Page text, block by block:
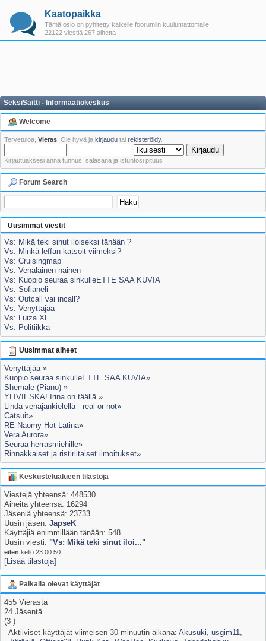
Kaatopaikka
Tämä osio on pyhitetty kaikelle foorumiin kuulumattomalle.
22122 viestiä 267 aihetta
SeksiSaitti - Informaatiokeskus
Welcome
Tervetuloa, Vieras . Ole hyvä ja kirjaudu tai rekisteröidy.
Kirjautuaksesi anna tunnus, salasana ja istuntosi pituus
Forum Search
Uusimmat viestit
Vs: Mikä teki sinut iloiseksi tänään ?
Vs: Minkä leffan katsoit viimeksi?
Vs: Cruisingmap
Vs: Venäläinen nainen
Vs: Kuopio seuraa sinkulleETTE SAA KUVIA
Vs: Sofianeli
Vs: Outcall vai incall?
Vs: Venyttäjää
Vs: Luiza XL
Vs: Politiikka
Uusimmat aiheet
Venyttäjää »
Kuopio seuraa sinkulleETTE SAA KUVIA»
Shemale (Piano) »
YLIVIESKA! Irina on täällä »
Linda venäjänkielellä - real or not»
Catsuit»
RE Naomy Hot Latina»
Vera Aurora»
Seuraa herrasmiehille»
Rinnakkaiset ja ristiriitaiset ilmoitukset»
Keskustelualueen tilastoja
Viestejä yhteensä: 448530
Aiheita yhteensä: 16294
Jäseniä yhteensä: 23733
Uusin jäsen: JapseK
Käyttäjiä enimmillään tänään: 548
Uusin viesti: "Vs: Mikä teki sinut iloi..."
eilen kello 23:00:50
[Lisää tilastoja]
Paikalla olevat käyttäjät
455 Vierasta
24 Jäsentä
(3 )
Aktiiviset käyttäjät viimeisen 30 minuutin aikana: Akusuki usgim11